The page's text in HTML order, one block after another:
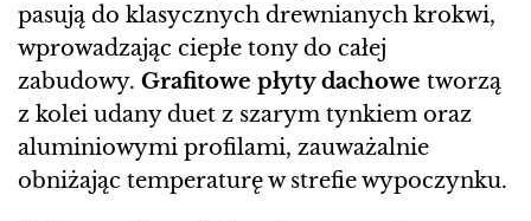
pasują do klasycznych drewnianych krokwi,
wprowadzając ciepłe tony do całej
zabudowy. Grafitowe płyty dachowe tworzą
z kolei udany duet z szarym tynkiem oraz
aluminiowymi profilami, zauważalnie
obniżając temperaturę w strefie wypoczynku.